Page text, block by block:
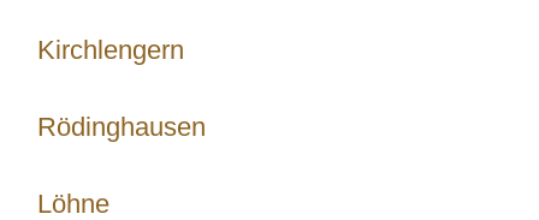
Kirchlengern
Rödinghausen
Löhne